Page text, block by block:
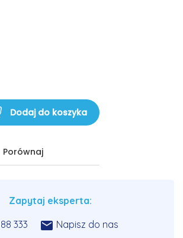
Dodaj do koszyka
Porównaj
Zapytaj eksperta:
333  Napisz do nas